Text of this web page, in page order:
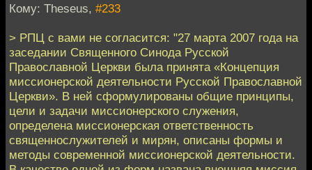
Кому: Theseus, #233
> РПЦ с вами не согласится: "27 марта 2007 года на
заседании Священного Синода Русской
Православной Церкви была принята «Концепция
миссионерской деятельности Русской Православной
Церкви». В ней сформулированы общие принципы,
цели и задачи миссионерского служения,
определена миссионерская ответственность
священнослужителей и мирян, описаны формы и
методы современной миссионерской деятельности.